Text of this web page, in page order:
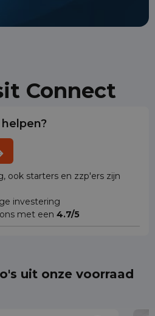
Connect
ook starters en zzp'ers zijn
investering
met een 4.7/5
uit onze voorraad